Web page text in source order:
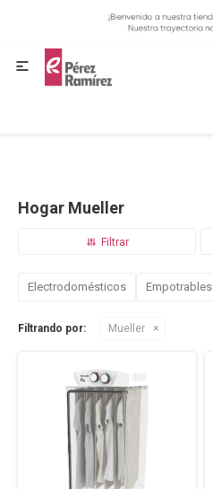

Hogar Mueller
Electrodomésticos Empotrables
Filtrando por: Mueller
GASTRONOMÍA
BLOG
CONTACTO